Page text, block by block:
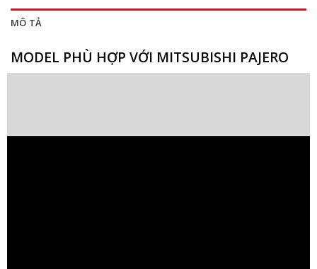
MÔ TẢ
MODEL PHÙ HỢP VỚI MITSUBISHI PAJERO